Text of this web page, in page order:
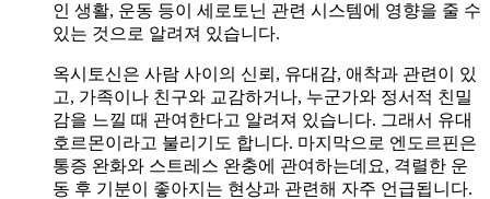
인 생활, 운동 등이 세로토닌 관련 시스템에 영향을 줄 수
있는 것으로 알려져 있습니다.
옥시토신은 사람 사이의 신뢰, 유대감, 애착과 관련이 있
고, 가족이나 친구와 교감하거나, 누군가와 정서적 친밀
감을 느낄 때 관여한다고 알려져 있습니다. 그래서 유대
호르몬이라고 불리기도 합니다. 마지막으로 엔도르핀은
통증 완화와 스트레스 완충에 관여하는데요, 격렬한 운
동 후 기분이 좋아지는 현상과 관련해 자주 언급됩니다.